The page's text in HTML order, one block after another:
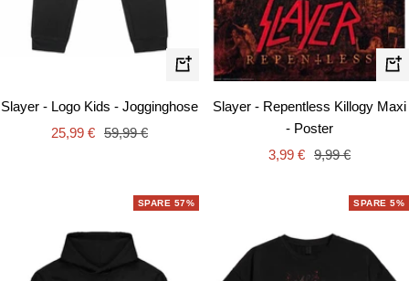
Schnellansicht
Slayer - Logo Kids - Jogginghose
Angebotspreis
25,99 € Regulärer
59,99 €
In
Slayer - Repentless Killogy Maxi
- Poster
Angebotspreis
3,99 € Regulärer
9,99 €
SPARE 57% SPARE 5%